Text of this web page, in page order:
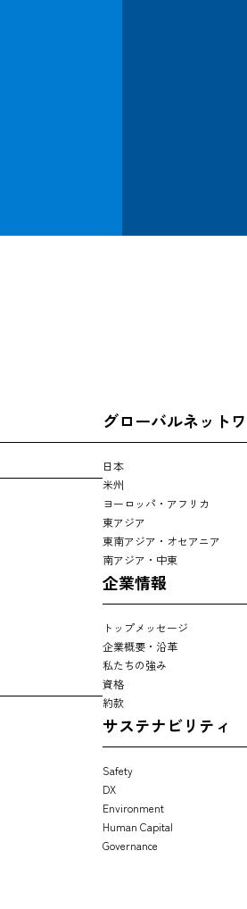
グローバルネット
日本
米州
ヨーロッパ・アフリカ
東アジア
東南アジア・オセアニア
南アジア・中東
企業情報
トップメッセージ
企業概要・沿革
私たちの強み
資格
約款
サステナビリティ
Safety
DX
Environment
Human Capital
Governance